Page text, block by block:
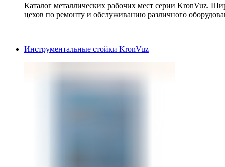
Каталог металлических рабочих мест серии KronVuz.
цехов по ремонту и обслуживанию различного
Инструментальные стойки KronVuz